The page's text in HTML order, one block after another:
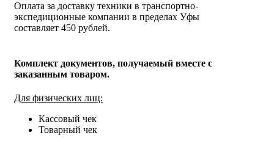
Оплата за доставку техники в транспортно-
экспедиционные компании в пределах Уфы
составляет 450 рублей.
Комплект документов, получаемый вместе с
заказанным товаром.
Для физических лиц:
Кассовый чек
Товарный чек